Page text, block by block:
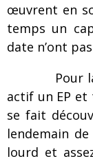
œuvrent en
temps un
date n’ont
Pour la
actif un EP
se fait
lendemain
lourd et